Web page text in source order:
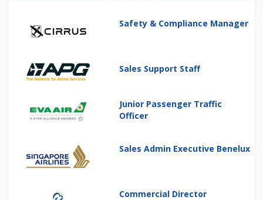
Safety & Compliance Manager
Sales Support Staff
Junior Passenger Traffic
Officer
Sales Admin Executive Benelux
Commercial Director